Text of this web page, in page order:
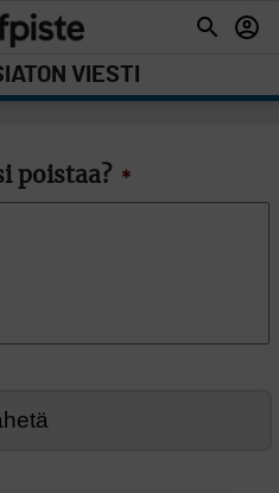
VIESTI
poistaa? *